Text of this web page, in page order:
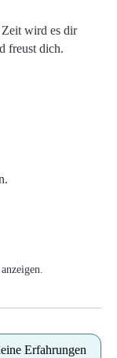
wird es dir
freust dich.
Erfahrungen